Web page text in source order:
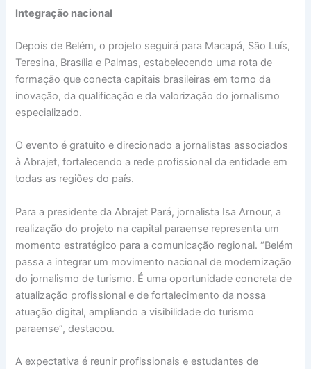
Integração nacional
Depois de Belém, o projeto seguirá para Macapá, São Luís,
Teresina, Brasília e Palmas, estabelecendo uma rota de
formação que conecta capitais brasileiras em torno da
inovação, da qualificação e da valorização do jornalismo
especializado.
O evento é gratuito e direcionado a jornalistas associados
à Abrajet, fortalecendo a rede profissional da entidade em
todas as regiões do país.
Para a presidente da Abrajet Pará, jornalista Isa Arnour, a
realização do projeto na capital paraense representa um
momento estratégico para a comunicação regional. “Belém
passa a integrar um movimento nacional de modernização
do jornalismo de turismo. É uma oportunidade concreta de
atualização profissional e de fortalecimento da nossa
atuação digital, ampliando a visibilidade do turismo
paraense”, destacou.
A expectativa é reunir profissionais e estudantes de